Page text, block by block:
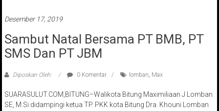
Desember 17, 2019
Sambut Natal Bersama PT BMB, PT
SMS Dan PT JBM
Diposkan Oleh: 0 Komentar lomban, Max
SUARASULUT.COM,BITUNG–Walikota Bitung Maximiliaan J Lomban
SE, M.Si didampingi ketua TP. PKK kota Bitung Dra. Khouni Lomban